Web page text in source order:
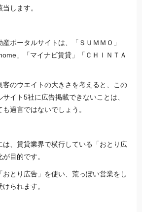
します。
ポータルサイトは、「ＳＵＭＭＯ」
」「マイナビ賃貸」「ＣＨＩＮＴＡ
客のウエイトの大きさを考えると、この
イト5社に広告掲載できないことは、
過言ではないでしょう。
は、賃貸業界で横行している「おとり広
目的です。
とり広告」を使い、荒っぽい営業をし
られます。